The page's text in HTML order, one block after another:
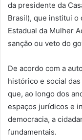
da presidente da
Brasil), que institui o
Estadual da Mulher
sanção ou veto do
De acordo com a
histórico e social
que, ao longo dos
espaços jurídicos e
democracia, a
fundamentais.